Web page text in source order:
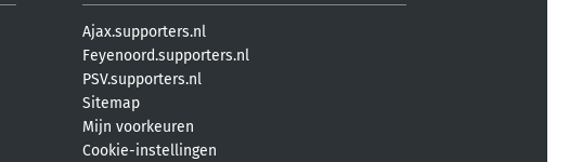
Ajax.supporters.nl
Feyenoord.supporters.nl
PSV.supporters.nl
Sitemap
Mijn voorkeuren
Cookie-instellingen